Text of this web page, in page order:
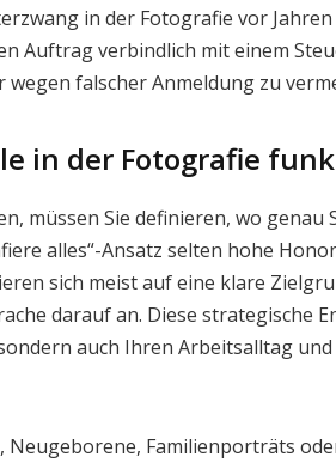
in der Fotografie vor
Auftrag verbindlich mit einem
falscher Anmeldung zu
in der Fotografie
müssen Sie definieren, wo genau
alles“-Ansatz selten hohe
sich meist auf eine klare
darauf an. Diese strategische
auch Ihren Arbeitsalltag
Neugeborene, Familienporträts